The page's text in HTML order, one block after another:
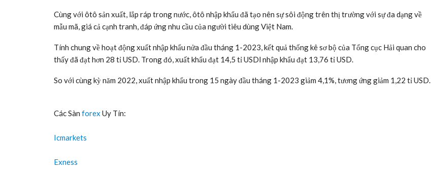
Cùng với ôtô sản xuất, lắp ráp trong nước, ôtô nhập khẩu đã tạo nên sự sôi động trên thị trường với sự đa dạng về
mẫu mã, giá cả cạnh tranh, đáp ứng nhu cầu của người tiêu dùng Việt Nam.
Tính chung về hoạt động xuất nhập khẩu nửa đầu tháng 1-2023, kết quả thống kê sơ bộ của Tổng cục Hải quan cho
thấy đã đạt hơn 28 tỉ USD. Trong đó, xuất khẩu đạt 14,5 tỉ USDl nhập khẩu đạt 13,76 tỉ USD.
So với cùng kỳ năm 2022, xuất nhập khẩu trong 15 ngày đầu tháng 1-2023 giảm 4,1%, tương ứng giảm 1,22 tỉ USD.
Các Sàn forex Uy Tín:
Icmarkets
Exness